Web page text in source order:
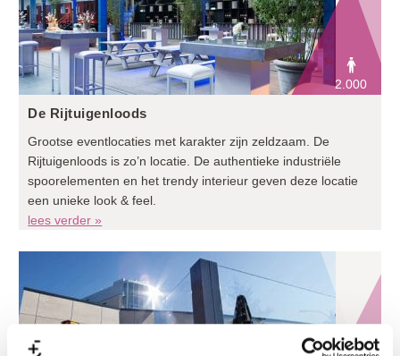
2.000
De Rijtuigenloods
Grootse eventlocaties met karakter zijn zeldzaam. De
Rijtuigenloods is zo’n locatie. De authentieke industriële
spoorelementen en het trendy interieur geven deze locatie
een unieke look & feel.
lees verder »